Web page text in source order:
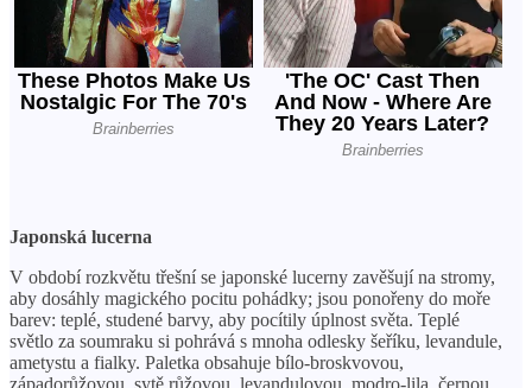
Japonská lucerna
V období rozkvětu třešní se japonské lucerny zavěšují na stromy,
aby dosáhly magického pocitu pohádky; jsou ponořeny do moře
barev: teplé, studené barvy, aby pocítily úplnost světa. Teplé
světlo za soumraku si pohrává s mnoha odlesky šeříku, levandule,
ametystu a fialky. Paletka obsahuje bílo-broskvovou,